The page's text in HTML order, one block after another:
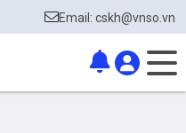
Email: cskh@vnso.vn